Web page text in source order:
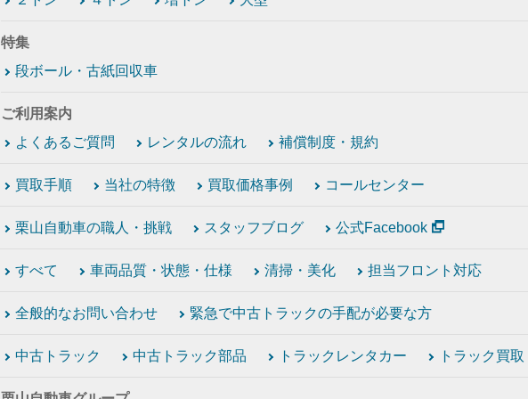
特集
段ボール・古紙回収車
ご利用案内
よくあるご質問
レンタルの流れ 補償制度・規約
買取手順 当社の特徴 買取価格事例 コールセンター
栗山自動車の職人・挑戦 スタッフブログ 公式Facebook
すべて 車両品質・状態・仕様 清掃・美化 担当フロント対応
全般的なお問い合わせ 緊急で中古トラックの手配が必要な方
中古トラック 中古トラック部品 トラックレンタカー トラック買取